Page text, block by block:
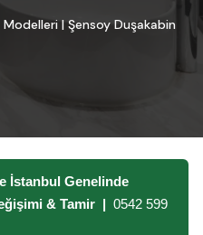
| Şensoy Duşakabin
İstanbul Genelinde
& Tamir | 0542 599